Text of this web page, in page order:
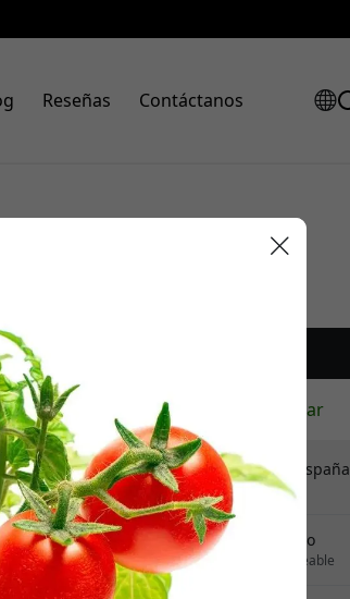
Reseñas Contáctanos
Precio recomendado
En stock - listo para enviar
Envío de 9.99 EUR en España
Sin tarifas ocultas
Entrega 7-11 agosto
Entrega rápida y rastreable
para obtener 8% de descuento.